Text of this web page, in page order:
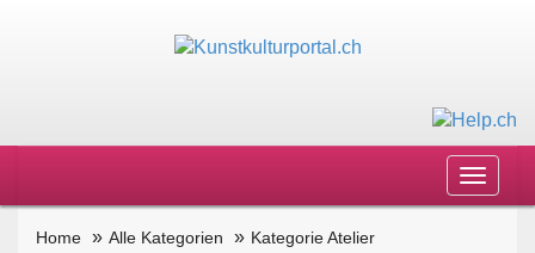
Toggle
Home Alle Kategorien Kategorie Atelier